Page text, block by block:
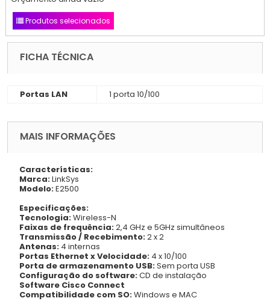
Produtos selecionados
FICHA TÉCNICA
Portas LAN 1 porta 10/100
MAIS INFORMAÇÕES
Características:
Marca:LinkSys
Modelo:E2500
Especificações:
Tecnologia:Wireless-N
Faixas de frequência:2,4 GHz e 5GHz simultâneos
Transmissão / Recebimento:2 x 2
Antenas: 4 internas
Portas Ethernet x Velocidade: 4 x 10/100
Porta de armazenamento USB:Sem porta USB
Configuração do software:CD de instalação
Software Cisco Connect
Compatibilidade com SO:Windows e MAC